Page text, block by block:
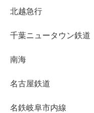
北越急行
千葉ニュータウン鉄道
南海
名古屋鉄道
名鉄岐阜市内線